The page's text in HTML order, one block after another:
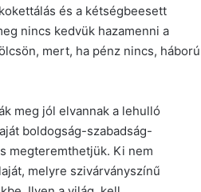
és a kétségbeesett
nincs kedvük hazamenni a
mert, ha pénz nincs, háború
meg jól elvannak a lehulló
boldogság-szabadság-
megteremthetjük. Ki nem
melyre szivárványszínű